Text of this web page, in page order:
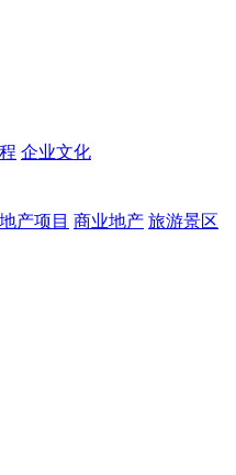
企业文化
产项目 商业地产 旅游景区